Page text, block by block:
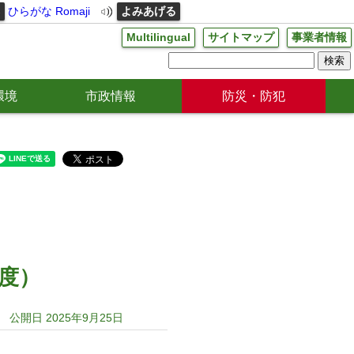
ひらがな Romaji よみあげる
Multilingual サイトマップ 事業者情報
境 市政情報 防災・防犯
）
公開日 2025年9月25日